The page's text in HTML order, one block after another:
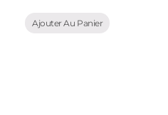
Ajouter Au Panier